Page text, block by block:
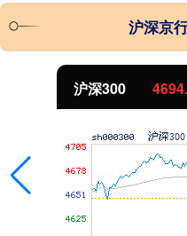
沪深京